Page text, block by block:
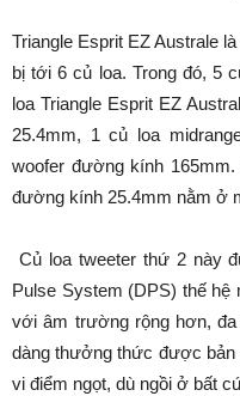
Triangle Esprit EZ Australe
bị tới 6 củ loa. Trong đó, 5
loa Triangle Esprit EZ
25.4mm, 1 củ loa
woofer đường kính
đường kính 25.4mm nằm ở
Củ loa tweeter thứ 2 này
Pulse System (DPS) thế hệ
với âm trường rộng hơn,
dàng thưởng thức được bản
vi điểm ngọt, dù ngồi ở bất